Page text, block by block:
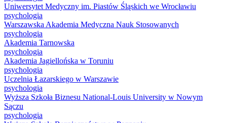
Uniwersytet Medyczny im. Piastów Śląskich we Wrocławiu
psychologia
Warszawska Akademia Medyczna Nauk Stosowanych
psychologia
Akademia Tarnowska
psychologia
Akademia Jagiellońska w Toruniu
psychologia
Uczelnia Łazarskiego w Warszawie
psychologia
Wyższa Szkoła Biznesu National-Louis University w Nowym
Sączu
psychologia